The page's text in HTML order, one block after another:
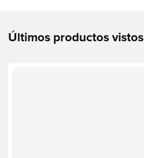
Últimos productos vistos